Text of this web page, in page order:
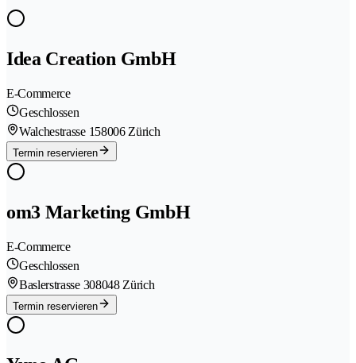
Idea Creation GmbH
E-Commerce
Geschlossen
Walchestrasse 158006 Zürich
Termin reservieren
om3 Marketing GmbH
E-Commerce
Geschlossen
Baslerstrasse 308048 Zürich
Termin reservieren